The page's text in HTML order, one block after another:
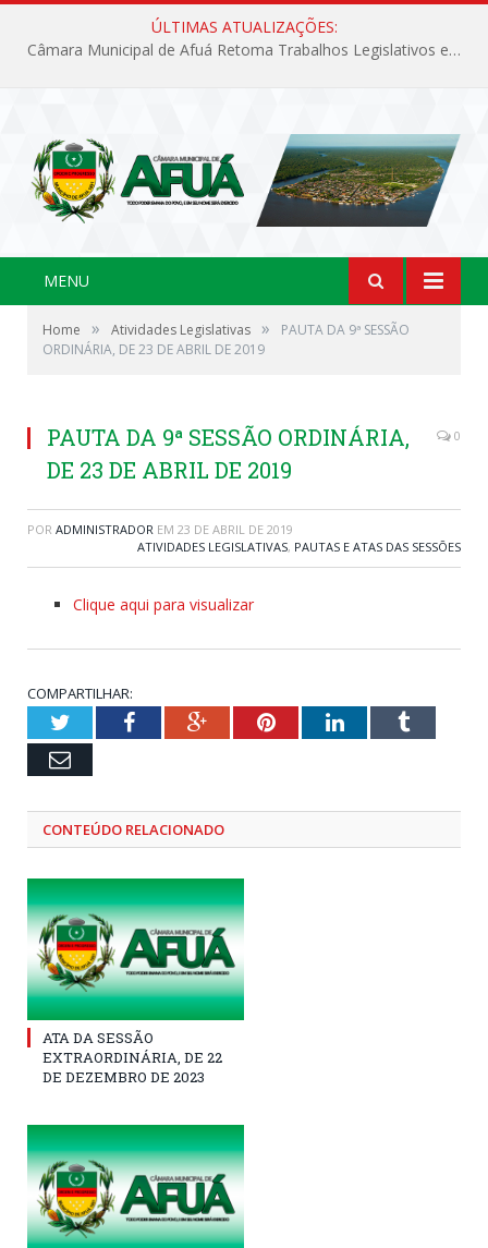
ÚLTIMAS ATUALIZAÇÕES:
Câmara Municipal de Afuá Retoma Trabalhos Legislativos em Sessão Ordinária
MENU
Home » Atividades Legislativas »
PAUTA DA 9ª SESSÃO
ORDINÁRIA, DE 23 DE ABRIL DE 2019
PAUTA DA 9ª SESSÃO ORDINÁRIA,
DE 23 DE ABRIL DE 2019
0
POR ADMINISTRADOR EM 23 DE ABRIL DE 2019
ATIVIDADES LEGISLATIVAS, PAUTAS E ATAS DAS SESSÕES
Clique aqui para visualizar
COMPARTILHAR:
TwitterFacebookGoogle+PinterestLinkedInTumblr
Email
CONTEÚDO RELACIONADO
ATA DA SESSÃO
EXTRAORDINÁRIA, DE 22
DE DEZEMBRO DE 2023